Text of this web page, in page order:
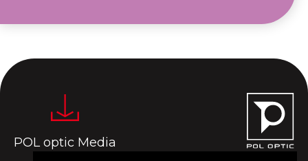
POL optic Media